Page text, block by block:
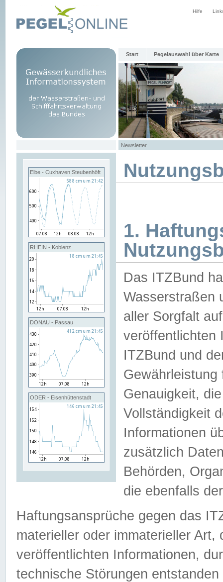
Hilfe
Start Pegelauswahl über Karte
Newsletter
Elbe - Cuxhaven Steubenhöft
RHEIN - Koblenz
DONAU - Passau
ODER - Eisenhüttenstadt
1.
Das ITZBund
Wasserstraßen
aller Sorgfalt
veröffentlichten
ITZBund und
Genauigkeit,
Vollständigkeit
Informationen
zusätzlich
Behörden,
die ebenfalls
Haftungsansprüche gegen das
materieller oder immaterieller
veröffentlichten Informationen,
technische Störungen